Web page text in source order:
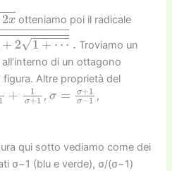
otteniamo poi il radicale
.
Troviamo un
di un ottagono
Altre proprietà del
+1 +1
,
= +1σ
,
qui sotto vediamo come dei
σ−1 (blu e verde), σ/(σ−1)